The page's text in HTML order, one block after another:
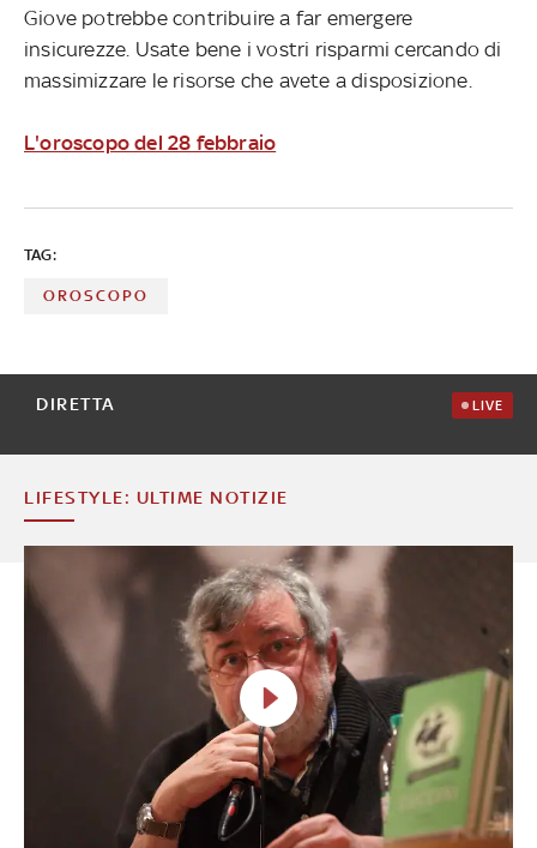
Giove potrebbe contribuire a far emergere
insicurezze. Usate bene i vostri risparmi cercando di
massimizzare le risorse che avete a disposizione.
L'oroscopo del 28 febbraio
TAG:
OROSCOPO
DIRETTA LIVE
LIFESTYLE: ULTIME NOTIZIE